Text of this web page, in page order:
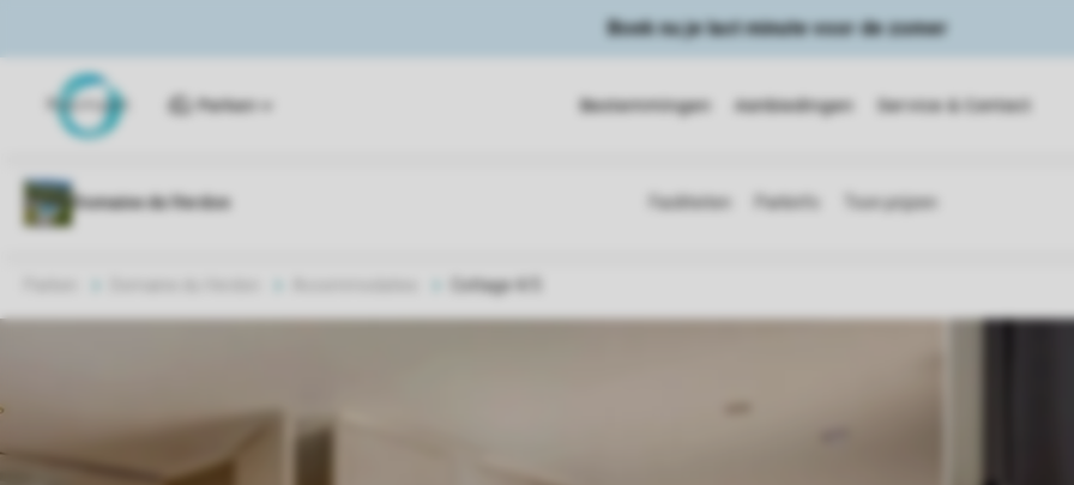
Boek nu je last minute voor de zomer
Parken Bestemmingen Aanbiedingen Service & Contact
Cottage 4/5